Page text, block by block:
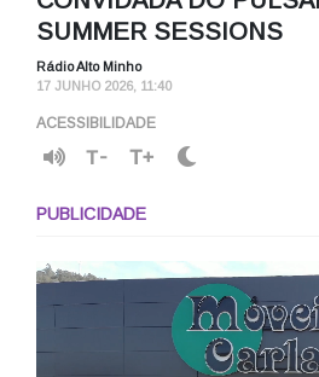
SUMMER SESSIONS
Rádio Alto Minho
17 JUNHO 2026, 11:40
ACESSIBILIDADE
T- T+
PUBLICIDADE